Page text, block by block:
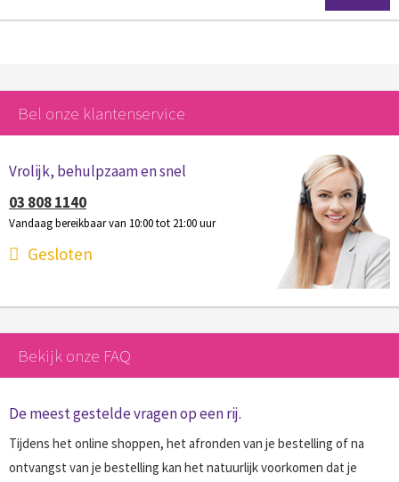
Bel onze klantenservice
Vrolijk, behulpzaam en snel
03 808 1140
Vandaag bereikbaar van 10:00 tot 21:00 uur
Gesloten
Bekijk onze FAQ
De meest gestelde vragen op een rij.
Tijdens het online shoppen, het afronden van je bestelling of na
ontvangst van je bestelling kan het natuurlijk voorkomen dat je